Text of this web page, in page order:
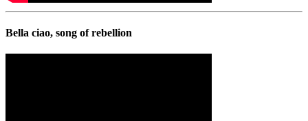
Bella ciao, song of rebellion